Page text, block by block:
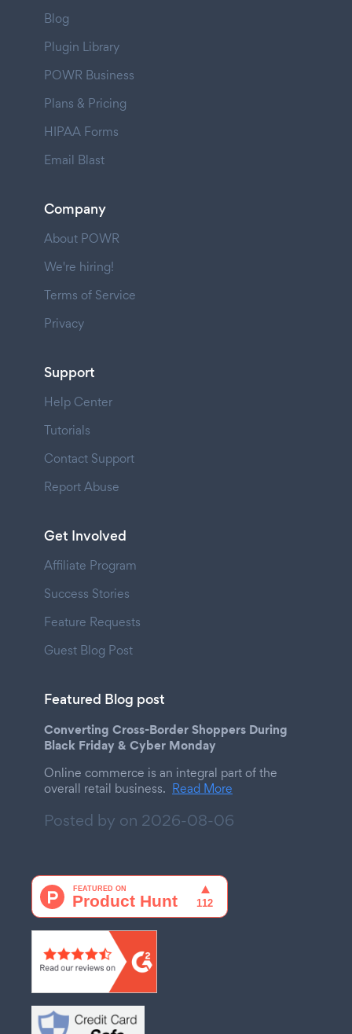
Blog
Plugin Library
POWR Business
Plans & Pricing
HIPAA Forms
Email Blast
Company
About POWR
We're hiring!
Terms of Service
Privacy
Support
Help Center
Tutorials
Contact Support
Report Abuse
Get Involved
Affiliate Program
Success Stories
Feature Requests
Guest Blog Post
Featured Blog post
Converting Cross-Border Shoppers During
Black Friday & Cyber Monday
Online commerce is an integral part of the
overall retail business. Read More
Posted by on 2026-08-06